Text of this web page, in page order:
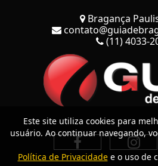
Bragança
(11) 4033-
Este site utiliza cookies para
usuário. Ao continuar navegando,
Política de Privacidadee o uso de